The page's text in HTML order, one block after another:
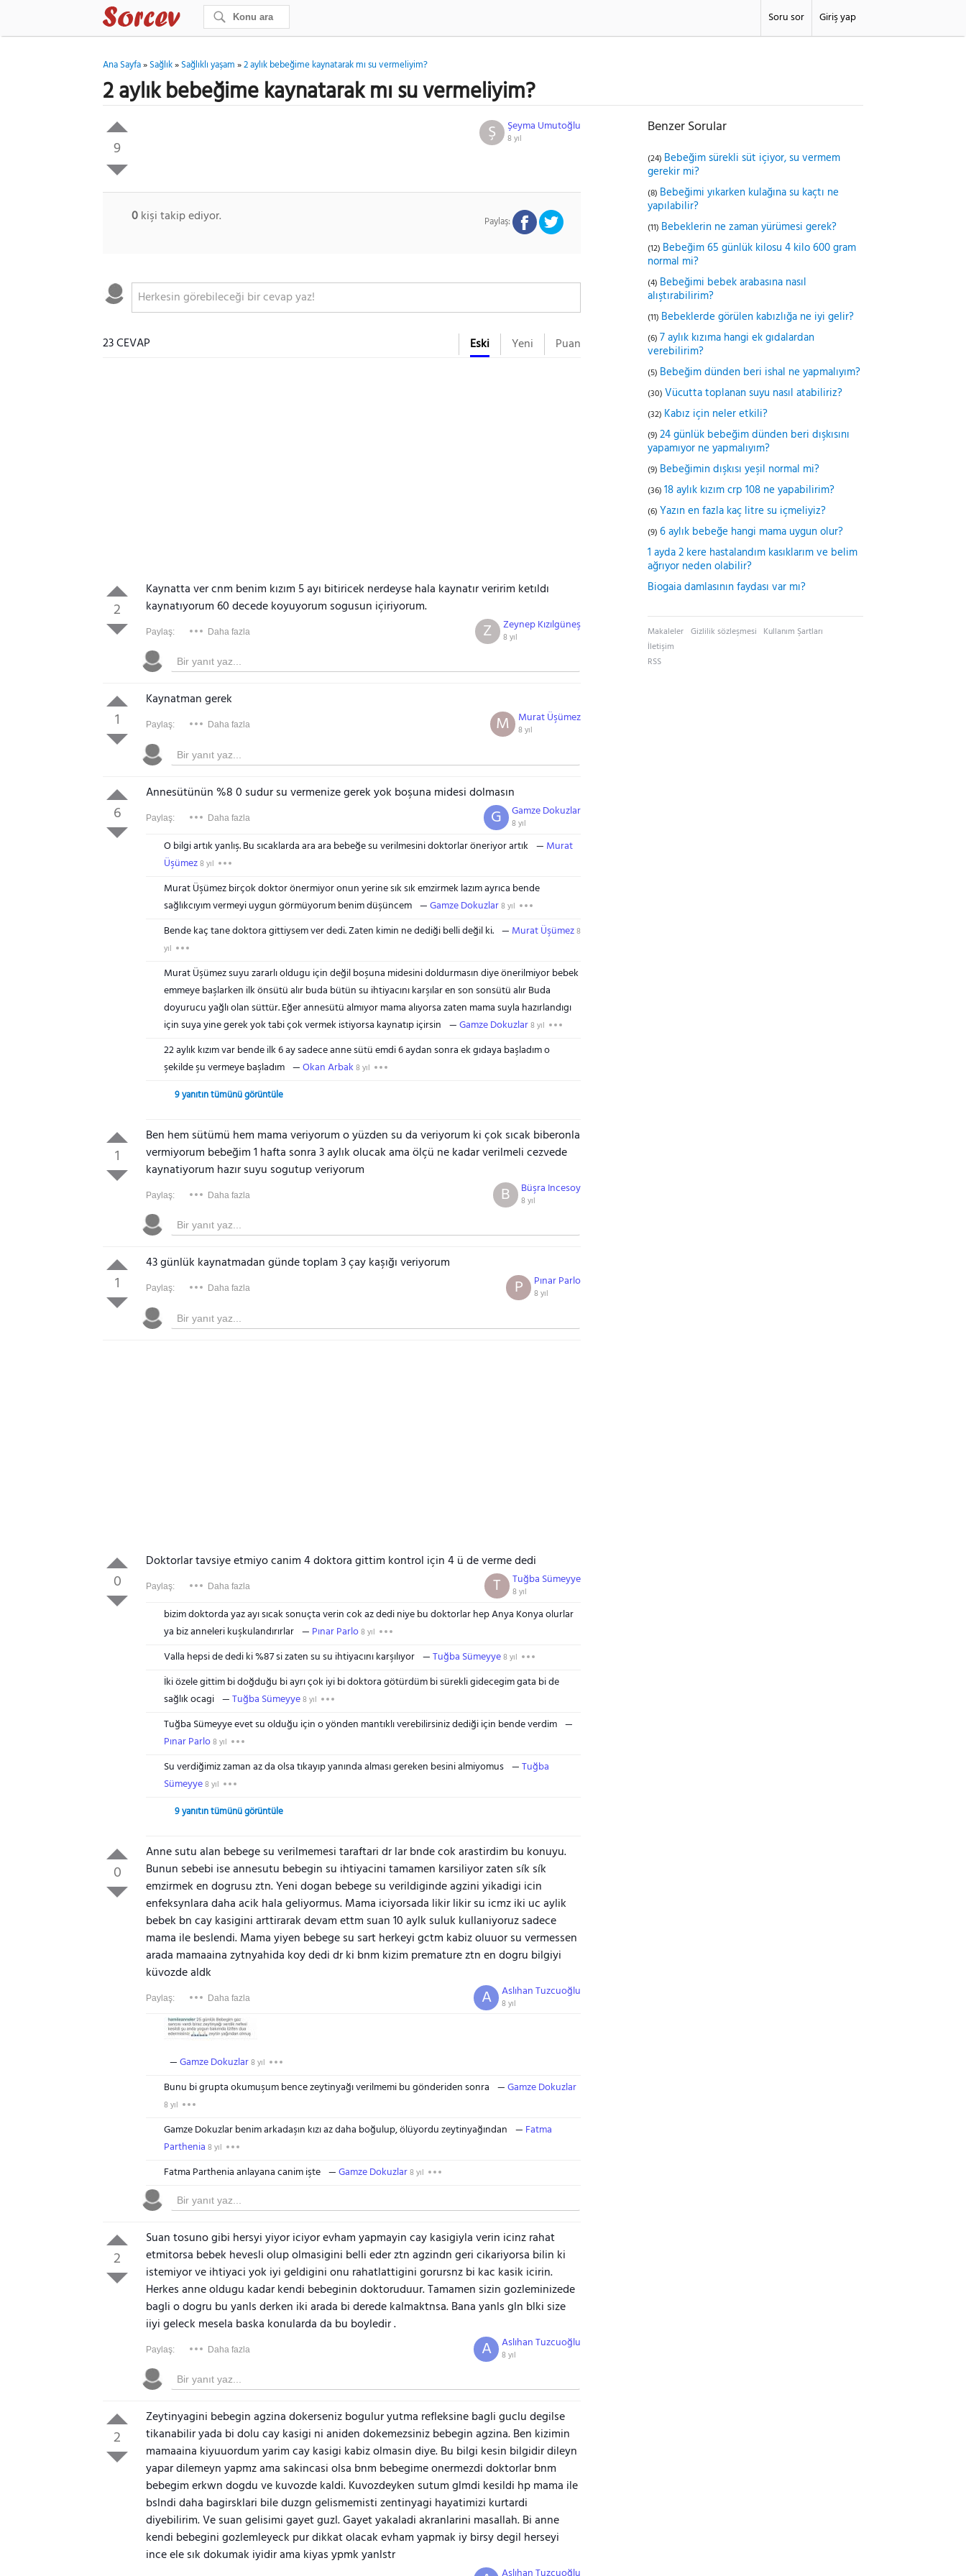
Giriş yap
Soru sor
Ana Sayfa»Sağlık»Sağlıklı yaşam»2 aylık bebeğime kaynatarak mı su vermeliyim?
2 aylık bebeğime kaynatarak mı su vermeliyim?
9
Şeyma Umutoğlu
8 yıl
Ş
0kişi takip ediyor. Paylaş:
23 CEVAP Eski Yeni Puan
2
Kaynatta ver cnm benim kızım 5 ayı bitiricek nerdeyse hala kaynatır veririm ketıldı
kaynatıyorum 60 decede koyuyorum sogusun içiriyorum.
Paylaş: Daha fazla Zeynep Kızılgüneş
8 yıl
Z
1
Kaynatman gerek
Paylaş: Daha fazla Murat Üşümez
8 yıl
M
6
Annesütünün %8 0 sudur su vermenize gerek yok boşuna midesi dolmasın
Paylaş: Daha fazla Gamze Dokuzlar
8 yıl
G
O bilgi artık yanlış. Bu sıcaklarda ara ara bebeğe su verilmesini doktorlar öneriyor artık
Murat
Üşümez8 yıl
Murat Üşümez birçok doktor önermiyor onun yerine sık sık emzirmek lazım ayrıca bende
sağlıkcıyım vermeyi uygun görmüyorum benim düşüncem
Gamze Dokuzlar8 yıl
Bende kaç tane doktora gittiysem ver dedi. Zaten kimin ne dediği belli değil ki. Murat Üşümez8
yıl
Murat Üşümez suyu zararlı oldugu için değil boşuna midesini doldurmasın diye önerilmiyor bebek
emmeye başlarken ilk önsütü alır buda bütün su ihtiyacını karşılar en son sonsütü alır Buda
doyurucu yağlı olan süttür. Eğer annesütü almıyor mama alıyorsa zaten mama suyla hazırlandıgı
için suya yine gerek yok tabi çok vermek istiyorsa kaynatıp içirsin
Gamze Dokuzlar8 yıl
22 aylık kızım var bende ilk 6 ay sadece anne sütü emdi 6 aydan sonra ek gıdaya başladım o
şekilde şu vermeye başladım
Okan Arbak 8 yıl
9 yanıtın tümünü görüntüle
1
Ben hem sütümü hem mama veriyorum o yüzden su da veriyorum ki çok sıcak biberonla
vermiyorum bebeğim 1 hafta sonra 3 aylık olucak ama ölçü ne kadar verilmeli cezvede
kaynatiyorum hazır suyu sogutup veriyorum
Paylaş: Daha fazla Büşra Incesoy
8 yıl
B
1
43 günlük kaynatmadan günde toplam 3 çay kaşığı veriyorum
Paylaş: Daha fazla Pınar Parlo
8 yıl
P
0
Doktorlar tavsiye etmiyo canim 4 doktora gittim kontrol için 4 ü de verme dedi
Paylaş: Daha fazla Tuğba Sümeyye
8 yıl
T
bizim doktorda yaz ayı sıcak sonuçta verin cok az dedi niye bu doktorlar hep Anya Konya olurlar
ya biz anneleri kuşkulandırırlar
Pınar Parlo8 yıl
Valla hepsi de dedi ki %87 si zaten su su ihtiyacını karşılıyor Tuğba Sümeyye8 yıl
İki özele gittim bi doğduğu bi ayrı çok iyi bi doktora götürdüm bi sürekli gidecegim gata bi de
sağlık ocagi
Tuğba Sümeyye8 yıl
Tuğba Sümeyye evet su olduğu için o yönden mantıklı verebilirsiniz dediği için bende verdim
Pınar Parlo8 yıl
Su verdiğimiz zaman az da olsa tıkayıp yanında alması gereken besini almiyomus
Tuğba
Sümeyye8 yıl
9 yanıtın tümünü görüntüle
0
Anne sutu alan bebege su verilmemesi taraftari dr lar bnde cok arastirdim bu konuyu.
Bunun sebebi ise annesutu bebegin su ihtiyacini tamamen karsiliyor zaten sík sík
emzirmek en dogrusu ztn. Yeni dogan bebege su verildiginde agzini yikadigi icin
enfeksynlara daha acik hala geliyormus. Mama iciyorsada likir likir su icmz iki uc aylik
bebek bn cay kasigini arttirarak devam ettm suan 10 aylk suluk kullaniyoruz sadece
mama ile beslendi. Mama yiyen bebege su sart herkeyi gctm kabiz oluuor su vermessen
arada mamaaina zytnyahida koy dedi dr ki bnm kizim premature ztn en dogru bilgiyi
küvozde aldk
Paylaş: Daha fazla Aslıhan Tuzcuoğlu
8 yıl
A
Gamze Dokuzlar8 yıl
Bunu bi grupta okumuşum bence zeytinyağı verilmemi bu gönderiden sonra Gamze Dokuzlar
8 yıl
Gamze Dokuzlar benim arkadaşın kızı az daha boğulup, ölüyordu zeytinyağından
Fatma
Parthenia 8 yıl
Fatma Parthenia anlayana canim işte Gamze Dokuzlar8 yıl
2
Suan tosuno gibi hersyi yiyor iciyor evham yapmayin cay kasigiyla verin icinz rahat
etmitorsa bebek hevesli olup olmasigini belli eder ztn agzindn geri cikariyorsa bilin ki
istemiyor ve ihtiyaci yok iyi geldigini onu rahatlattigini gorursnz bi kac kasik icirin.
Herkes anne oldugu kadar kendi bebeginin doktoruduur. Tamamen sizin gozleminizede
bagli o dogru bu yanls derken iki arada bi derede kalmaktnsa. Bana yanls gln blki size
iiyi geleck mesela baska konularda da bu boyledir .
Paylaş: Daha fazla Aslıhan Tuzcuoğlu
8 yıl
A
2
Zeytinyagini bebegin agzina dokerseniz bogulur yutma refleksine bagli guclu degilse
tikanabilir yada bi dolu cay kasigi ni aniden dokemezsiniz bebegin agzina. Ben kizimin
mamaaina kiyuuordum yarim cay kasigi kabiz olmasin diye. Bu bilgi kesin bilgidir dileyn
yapar dilemeyn yapmz ama sakincasi olsa bnm bebegime onermezdi doktorlar bnm
bebegim erkwn dogdu ve kuvozde kaldi. Kuvozdeyken sutum glmdi kesildi hp mama ile
bslndi daha bagirsklari bile duzgn gelismemisti zentinyagi hayatimizi kurtardi
diyebilirim. Ve suan gelisimi gayet guzl. Gayet yakaladi akranlarini masallah. Bi anne
kendi bebegini gozlemleyeck pur dikkat olacak evham yapmak iy birsy degil herseyi
ince ele sık dokumak iyidir ama kiyas ypmk yanlstr
Benzer Sorular
(24) Bebeğim sürekli süt içiyor, su vermem
gerekir mi?
(8) Bebeğimi yıkarken kulağına su kaçtı ne
yapılabilir?
(11) Bebeklerin ne zaman yürümesi gerek?
(12) Bebeğim 65 günlük kilosu 4 kilo 600 gram
normal mi?
(4) Bebeğimi bebek arabasına nasıl
alıştırabilirim?
(11) Bebeklerde görülen kabızlığa ne iyi gelir?
(6) 7 aylık kızıma hangi ek gıdalardan
verebilirim?
(5) Bebeğim dünden beri ishal ne yapmalıyım?
(30) Vücutta toplanan suyu nasıl atabiliriz?
(32) Kabız için neler etkili?
(9) 24 günlük bebeğim dünden beri dışkısını
yapamıyor ne yapmalıyım?
(9) Bebeğimin dışkısı yeşil normal mi?
(36) 18 aylık kızım crp 108 ne yapabilirim?
(6) Yazın en fazla kaç litre su içmeliyiz?
(9) 6 aylık bebeğe hangi mama uygun olur?
1 ayda 2 kere hastalandım kasıklarım ve belim
ağrıyor neden olabilir?
Biogaia damlasının faydası var mı?
Makaleler Gizlilik sözleşmesi Kullanım Şartları
İletişim
RSS